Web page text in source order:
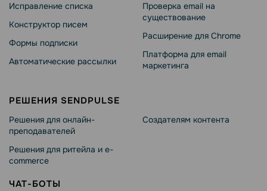
Исправление списка
Конструктор писем
Формы подписки
Автоматические рассылки
Проверка email на
существование
Расширение для Chrome
Платформа для email
маркетинга
РЕШЕНИЯ SENDPULSE
Решения для онлайн-
преподавателей
Решения для ритейла и e-
commerce
Создателям контента
ЧАТ-БОТЫ